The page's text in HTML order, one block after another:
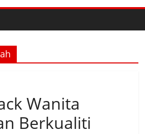
Wanita
Berkualiti